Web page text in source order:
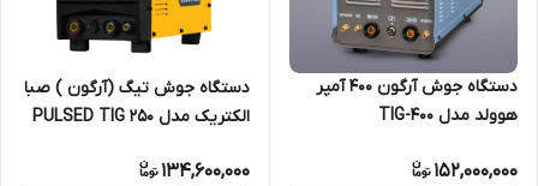
دستگاه جوش آرگون 400 آمپر
هوولد مدل TIG-400
152,000,000
دستگاه جوش تیگ (آرگون ) صبا
الکتریک مدل PULSED TIG 250
134,600,000